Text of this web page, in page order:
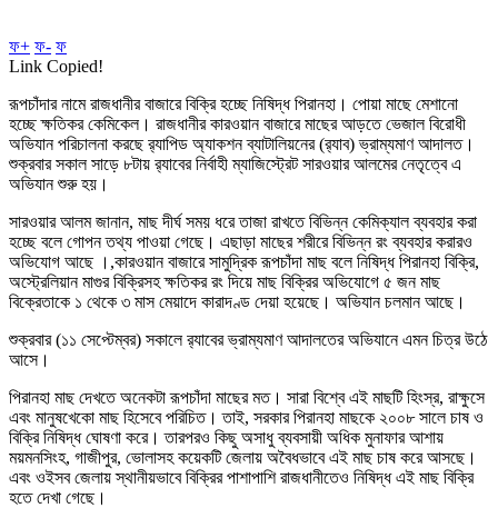
ফ+ ফ- ফ
Link Copied!
রূপচাঁদার নামে রাজধানীর বাজারে বিক্রি হচ্ছে নিষিদ্ধ পিরানহা। পোয়া মাছে মেশানো
হচ্ছে ক্ষতিকর কেমিকেল। রাজধানীর কারওয়ান বাজারে মাছের আড়তে ভেজাল বিরোধী
অভিযান পরিচালনা করছে র‌্যাপিড অ্যাকশন ব্যাটালিয়নের (র‌্যাব) ভ্রাম্যমাণ আদালত।
শুক্রবার সকাল সাড়ে ৮টায় র‌্যাবের নির্বাহী ম্যাজিস্ট্রেট সারওয়ার আলমের নেতৃত্বে এ
অভিযান শুরু হয়।
সারওয়ার আলম জানান, মাছ দীর্ঘ সময় ধরে তাজা রাখতে বিভিন্ন কেমিক্যাল ব্যবহার করা
হচ্ছে বলে গোপন তথ্য পাওয়া গেছে। এছাড়া মাছের শরীরে বিভিন্ন রং ব্যবহার করারও
অভিযোগ আছে ।,কারওয়ান বাজারে সামুদ্রিক রূপচাঁদা মাছ বলে নিষিদ্ধ পিরানহা বিক্রি,
অস্ট্রেলিয়ান মাগুর বিক্রিসহ ক্ষতিকর রং দিয়ে মাছ বিক্রির অভিযোগে ৫ জন মাছ
বিক্রেতাকে ১ থেকে ৩ মাস মেয়াদে কারাদণ্ড দেয়া হয়েছে। অভিযান চলমান আছে।
শুক্রবার (১১ সেপ্টেম্বর) সকালে র‌্যাবের ভ্রাম্যমাণ আদালতের অভিযানে এমন চিত্র উঠে
আসে।
পিরানহা মাছ দেখতে অনেকটা রূপচাঁদা মাছের মত। সারা বিশ্বে এই মাছটি হিংস্র, রাক্ষুসে
এবং মানুষখেকো মাছ হিসেবে পরিচিত। তাই, সরকার পিরানহা মাছকে ২০০৮ সালে চাষ ও
বিক্রি নিষিদ্ধ ঘোষণা করে। তারপরও কিছু অসাধু ব্যবসায়ী অধিক মুনাফার আশায়
ময়মনসিংহ, গাজীপুর, ভোলাসহ কয়েকটি জেলায় অবৈধভাবে এই মাছ চাষ করে আসছে।
এবং ওইসব জেলায় স্থানীয়ভাবে বিক্রির পাশাপাশি রাজধানীতেও নিষিদ্ধ এই মাছ বিক্রি
হতে দেখা গেছে।